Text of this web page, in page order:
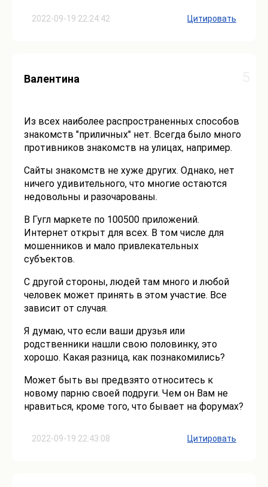
2022-09-19 22:24:42 Цитировать
2022-09-19 22:43:08
Валентина
Из всех наиболее распространенных способов
знакомств "приличных" нет. Всегда было много
противников знакомств на улицах, например.
Сайты знакомств не хуже других. Однако, нет
ничего удивительного, что многие остаются
недовольны и разочарованы.
В Гугл маркете по 100500 приложений.
Интернет открыт для всех. В том числе для
мошенников и мало привлекательных
субъектов.
С другой стороны, людей там много и любой
человек может принять в этом участие. Все
зависит от случая.
Я думаю, что если ваши друзья или
родственники нашли свою половинку, это
хорошо. Какая разница, как познакомились?
Может быть вы предвзято относитесь к
новому парню своей подруги. Чем он Вам не
нравиться, кроме того, что бывает на форумах?
Цитировать